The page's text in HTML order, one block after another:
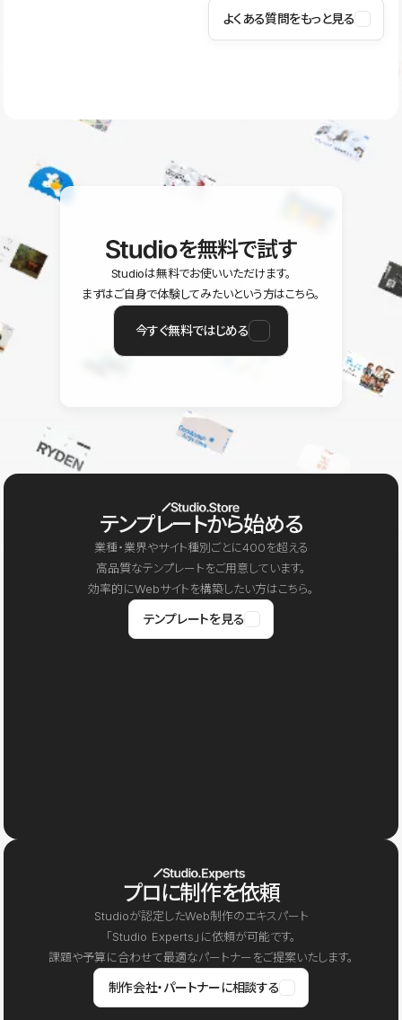
はSSL/TLSによる通信暗号化に対応しており、悪質なスクリプトの
操作方法や機能については、ヘルプセンターでご確認いただけま
ユーザー同士で質問・相談できるコミュニティもご利用ください。
よくある質問をもっと見る
を無料で試す
Studioは無料でお使いいただけます。
まずはご自身で体験してみたいという方はこちら。
今すぐ無料ではじめる
テンプレートから始める
業種・業界やサイト種別ごとに400を超える
高品質なテンプレートをご用意しています。
効率的にWebサイトを構築したい方はこちら。
テンプレートを見る
プロに制作を依頼
Studioが認定したWeb制作のエキスパート
「Studio Experts」に依頼が可能です。
課題や予算に合わせて最適なパートナーをご提案いたします。
制作会社・パートナーに相談する